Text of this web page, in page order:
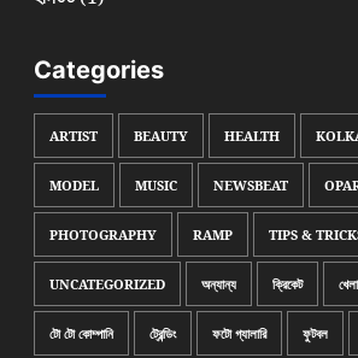
Categories
ARTIST BEAUTY HEALTH
MODEL MUSIC NEWSBEAT
PHOTOGRAPHY RAMP TIPS &
UNCATEGORIZED অন্যান্য ক্রিকেট খেলা
টো টো কোম্পানি ট্রেন্ডিং ফটো গ্যালারি ফুটবল